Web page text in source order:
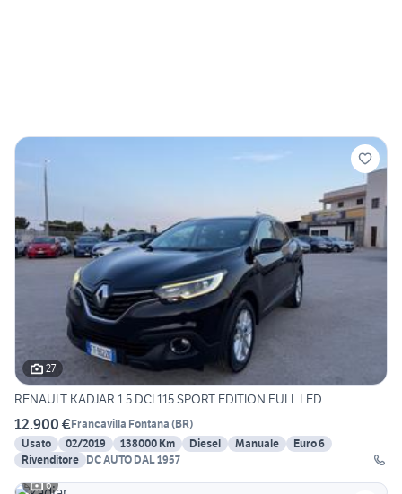
27
RENAULT KADJAR 1.5 DCI 115 SPORT EDITION FULL LED
12.900 €Francavilla Fontana (BR)
Usato
02/2019 138000 Km Diesel Manuale
Euro 6
Rivenditore DC AUTO DAL 1957
6